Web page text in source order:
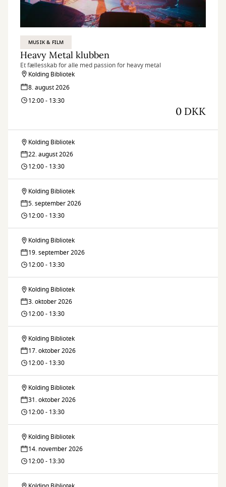
MUSIK & FILM
Heavy Metal klubben
Et fællesskab for alle med passion for heavy metal
Kolding Bibliotek
8. august 2026
12:00 - 13:30
0 DKK
Heavy
Metal
Kolding Bibliotek
22. august 2026
12:00 - 13:30
Heavy
Metal
Kolding Bibliotek
5. september 2026
12:00 - 13:30
Heavy
Metal
Kolding Bibliotek
19. september 2026
12:00 - 13:30
Heavy
Metal
Kolding Bibliotek
3. oktober 2026
12:00 - 13:30
Heavy
Metal
Kolding Bibliotek
17. oktober 2026
12:00 - 13:30
Heavy
Metal
Kolding Bibliotek
31. oktober 2026
12:00 - 13:30
Heavy
Metal
Kolding Bibliotek
14. november 2026
12:00 - 13:30